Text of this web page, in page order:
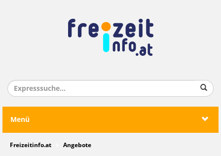
Menü
Freizeitinfo.at Angebote